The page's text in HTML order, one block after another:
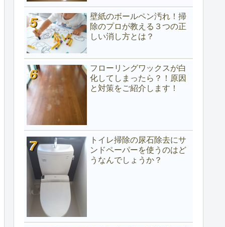
壁紙のボールペン汚れ！掃
除のプロが教える３つの正
しい消し方とは？
フローリングワックスが白
化してしまったら？！原因
と対策をご紹介します！
トイレ掃除の尿石除去にサ
ンドペーパーを使うのはど
うなんでしょうか？